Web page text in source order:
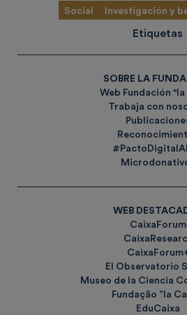
Social Investigación y
Etiquetas
SOBRE LA
Web Fundación "la
Trabaja con
WEB
CaixaForum
El Observatorio
Museo de la Ciencia
Fundação ”la
EduCaixa